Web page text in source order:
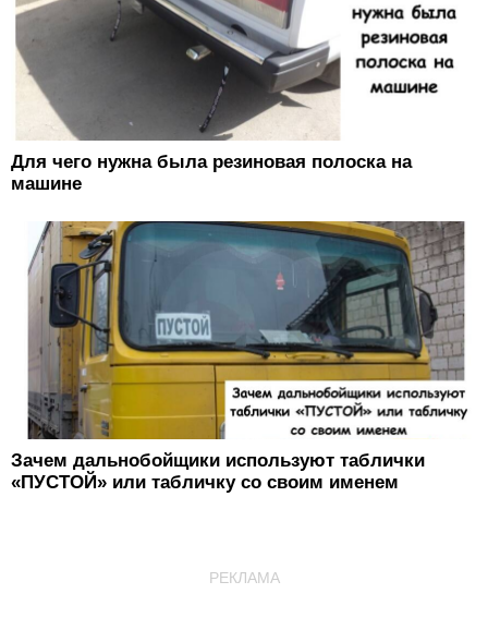
Для чего нужна была резиновая полоска на
машине
Зачем дальнобойщики используют таблички
«ПУСТОЙ» или табличку со своим именем
РЕКЛАМА